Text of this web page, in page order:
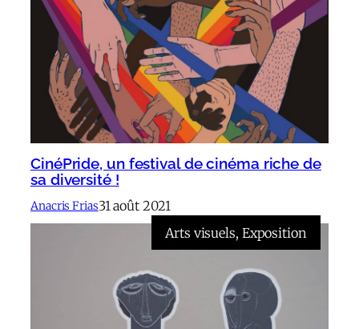
CinéPride, un festival de cinéma riche de
sa diversité !
Anacris Frias31 août 2021
Arts visuels, Exposition